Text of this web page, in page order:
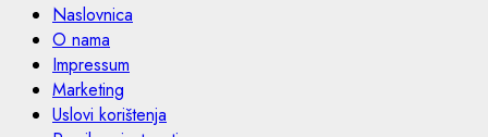
Naslovnica
O nama
Impressum
Marketing
Uslovi korištenja